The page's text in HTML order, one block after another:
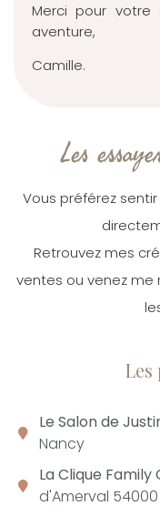
Merci pour votre
aventure,
Camille.
Les
Vous préférez
Retrouvez mes
ventes ou venez
Les
Le Salon de
Nancy
La Clique
d'Amerval